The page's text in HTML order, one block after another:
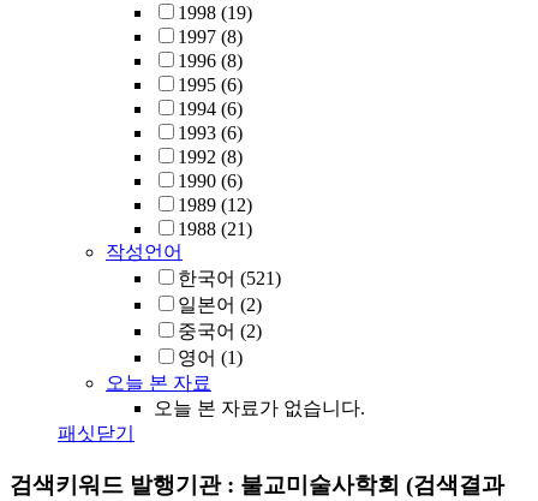
1998 (19)
1997 (8)
1996 (8)
1995 (6)
1994 (6)
1993 (6)
1992 (8)
1990 (6)
1989 (12)
1988 (21)
작성언어
한국어 (521)
일본어 (2)
중국어 (2)
영어 (1)
오늘 본 자료
오늘 본 자료가 없습니다.
패싯닫기
검색키워드 발행기관 : 불교미술사학회 (검색결과